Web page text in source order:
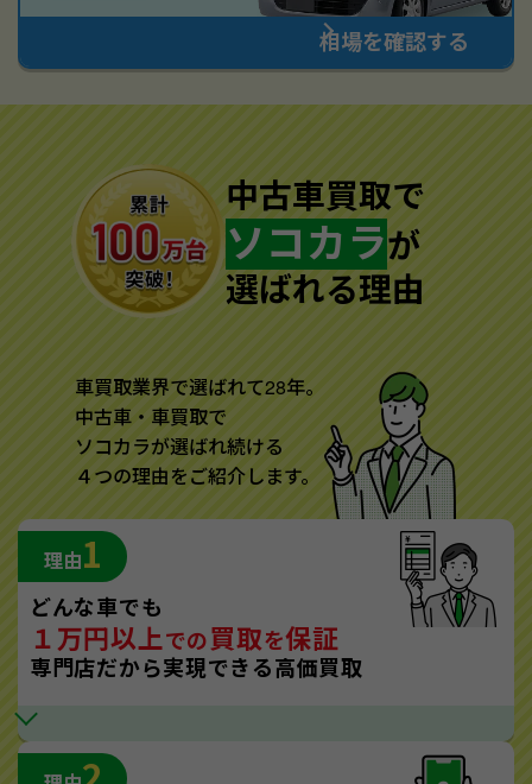
相場を確認する
中古車買取で
ソコカラが
選ばれる理由
車買取業界で選ばれて28年。
中古車・車買取で
ソコカラが選ばれ続ける
４つの理由をご紹介します。
理由1
どんな車でも
１万円以上での買取を保証
専門店だから実現できる高価買取